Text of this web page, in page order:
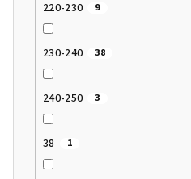
220-230 9
230-240 38
240-250 3
38 1